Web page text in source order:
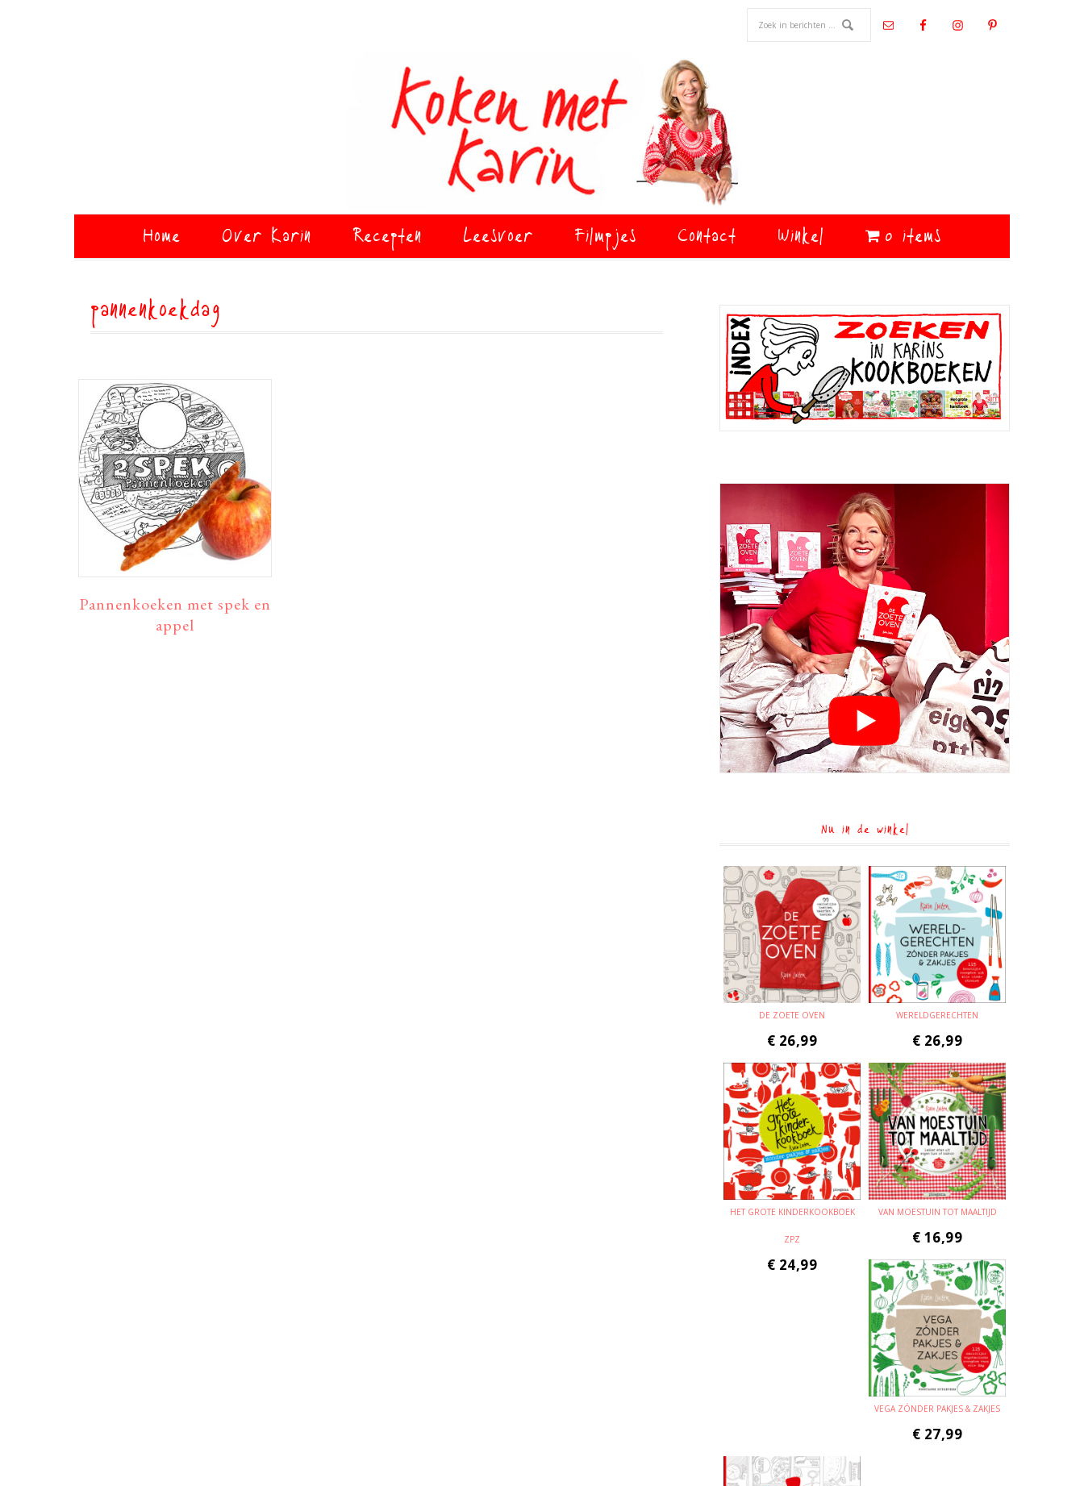
Home Over Karin Recepten Leesvoer Filmpjes Contact Winkel 0 items
pannenkoekdag
Pannenkoeken met spek en
appel
Primaire
Sidebar
Nu in de winkel
DE ZOETE OVEN
€ 26,99
WERELDGERECHTEN
€ 26,99
HET GROTE KINDERKOOKBOEK
ZPZ
€ 24,99
VAN MOESTUIN TOT MAALTIJD
€ 16,99
VEGA ZÓNDER PAKJES & ZAKJES
€ 27,99